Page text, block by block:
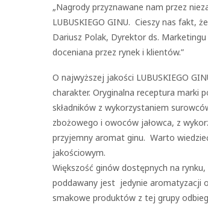
„Nagrody przyznawane nam przez
LUBUSKIEGO GINU. Cieszy nas fakt,
Dariusz Polak, Dyrektor ds.
doceniana przez rynek i klientów.”
O najwyższej jakości LUBUSKIEGO
charakter. Oryginalna receptura marki
składników z wykorzystaniem
zbożowego i owoców jałowca, z
przyjemny aromat ginu. Warto
jakościowym.
Większość ginów dostępnych na
poddawany jest jedynie aromatyzacji
smakowe produktów z tej grupy